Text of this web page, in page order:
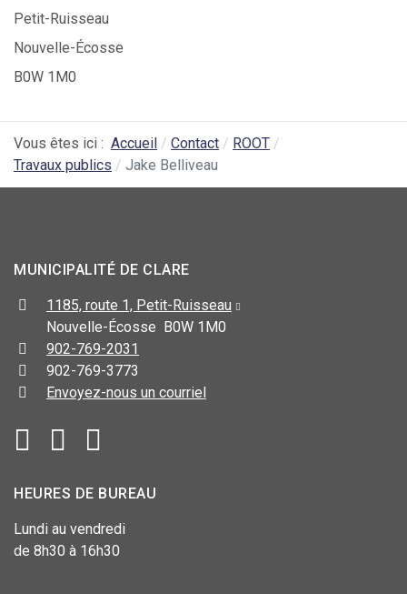
Petit-Ruisseau
Nouvelle-Écosse
B0W 1M0
Vous êtes ici : Accueil Contact
ROOT
Travaux publics
Jake Belliveau
MUNICIPALITÉ DE CLARE
1185, route 1, Petit-Ruisseau
Nouvelle-Écosse B0W 1M0
902-769-2031
902-769-3773
Envoyez-nous un courriel
HEURES DE BUREAU
Lundi au vendredi
de 8h30 à 16h30